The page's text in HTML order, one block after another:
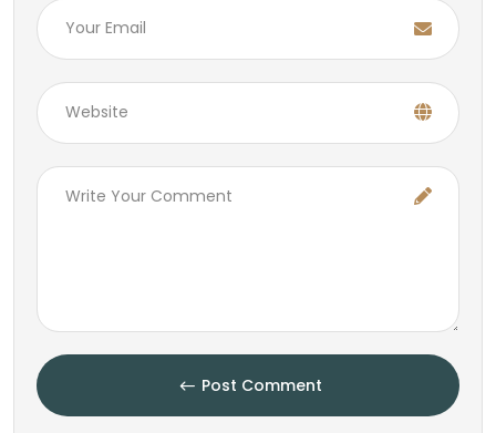
Post Comment